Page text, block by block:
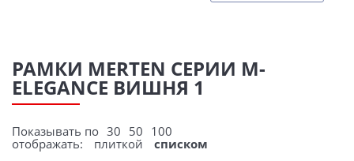
РАМКИ MERTEN СЕРИИ M-
ELEGANCE ВИШНЯ 1
Показывать по 30 50 100
отображать:
плиткой списком